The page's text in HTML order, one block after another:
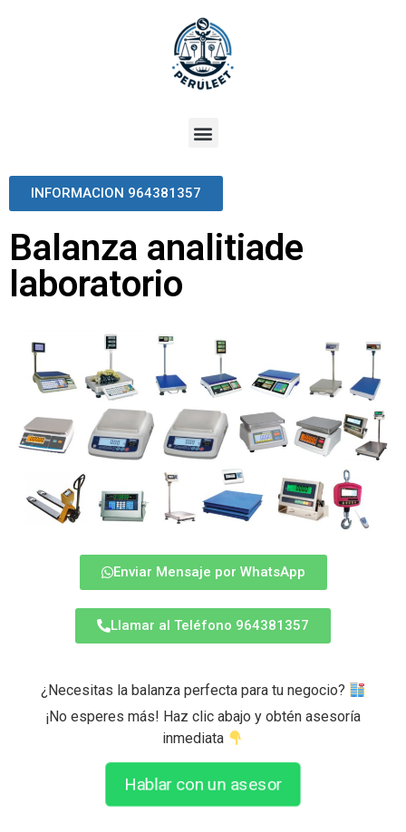
INFORMACION 964381357
Balanza analitiade
laboratorio
Enviar Mensaje por WhatsApp
Llamar al Teléfono 964381357
¿Necesitas la balanza perfecta para tu negocio?
¡No esperes más! Haz clic abajo y obtén asesoría
inmediata
Hablar con un asesor